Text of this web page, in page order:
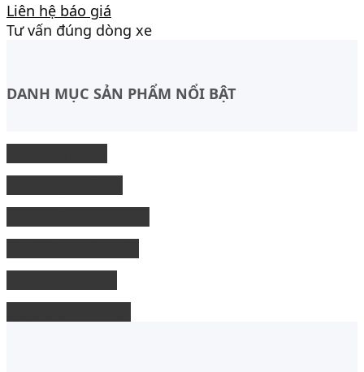
Liên hệ báo giá
Tư vấn đúng dòng xe
DANH MỤC SẢN PHẨM NỔI BẬT